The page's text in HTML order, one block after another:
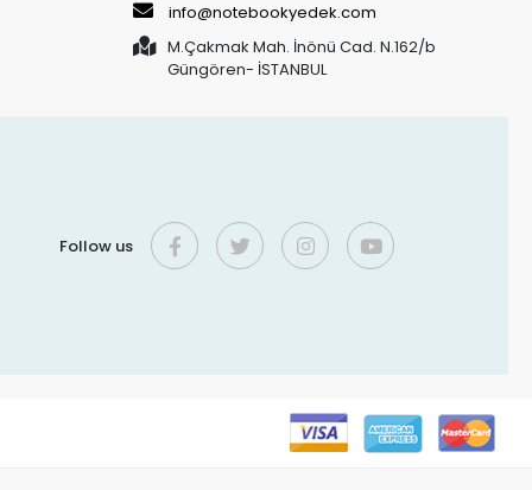
info@notebookyedek.com
M.Çakmak Mah. İnönü Cad. N.162/b
Güngören- İSTANBUL
Follow us